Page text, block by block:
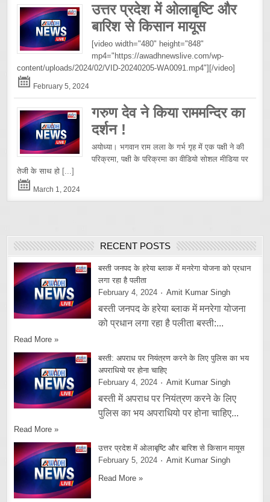
उत्तर प्रदेश में ओलाबृष्टि और
बारिश से किसान मायूस
[video width="480" height="848"
mp4="https://awadhnewslive.com/wp-
content/uploads/2024/02/VID-20240205-WA0091.mp4"][/video]
February 5, 2024
गरुण देव ने किया राममन्दिर का
दर्शन !
अयोध्या। भगवान राम लला के गर्भ गृह में एक पक्षी ने की
परिक्रमा, पक्षी के परिक्रमा का वीडियो सोशल मीडिया पर
तेजी के साथ हो [...]
March 1, 2024
RECENT POSTS
बस्ती जनपद के हरेया ब्लाक में मनरेगा योजना को प्रधान
लगा रहा है पलीता
February 4, 2024
Amit Kumar Singh
बस्ती जनपद के हरेया ब्लाक में मनरेगा योजना
को प्रधान लगा रहा है पलीता बस्ती:...
Read More »
बस्ती: अपराध पर नियंत्रण करने के लिए पुलिस का भय
अपराधियो पर होना चाहिए
February 4, 2024
Amit Kumar Singh
बस्ती में अपराध पर नियंत्रण करने के लिए
पुलिस का भय अपराधियो पर होना चाहिए...
Read More »
उत्तर प्रदेश में ओलाबृष्टि और बारिश से किसान मायूस
February 5, 2024
Amit Kumar Singh
Read More »